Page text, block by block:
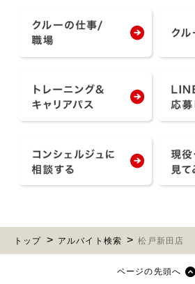
トップ アルバイト検索 松戸新田店
ページの先頭へ